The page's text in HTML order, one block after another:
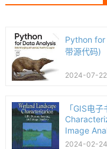
Python for
带源代码)
2024-07-22
「GIS电
Image
2024-02-24